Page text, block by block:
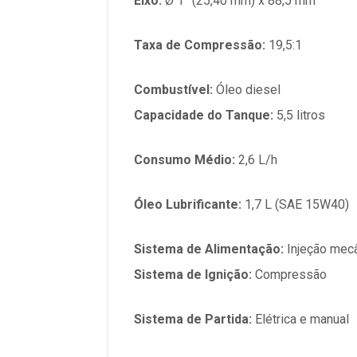
Taxa de Compressão: 19,5:1
Combustível: Óleo diesel
Capacidade do Tanque: 5,5 litros
Consumo Médio: 2,6 L/h
Óleo Lubrificante: 1,7 L (SAE 15W40)
Sistema de Alimentação: Injeção
Sistema de Ignição: Compressão
Sistema de Partida: Elétrica e manual